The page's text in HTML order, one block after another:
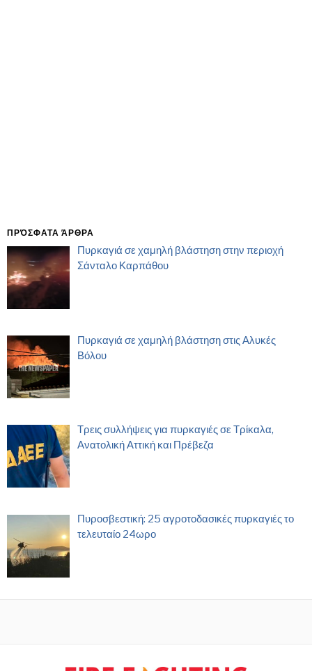
ΠΡΌΣΦΑΤΑ ΆΡΘΡΑ
Πυρκαγιά σε χαμηλή βλάστηση στην περιοχή
Σάνταλο Καρπάθου
Πυρκαγιά σε χαμηλή βλάστηση στις Αλυκές
Βόλου
Τρεις συλλήψεις για πυρκαγιές σε Τρίκαλα,
Ανατολική Αττική και Πρέβεζα
Πυροσβεστική: 25 αγροτοδασικές πυρκαγιές το
τελευταίο 24ωρο